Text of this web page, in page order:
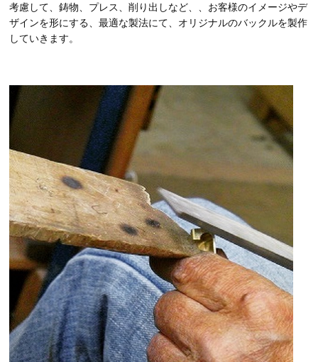
考慮して、鋳物、プレス、削り出しなど、、お客様のイメージやデ
ザインを形にする、最適な製法にて、オリジナルのバックルを製作
していきます。